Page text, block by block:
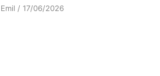
Emil
17/06/2026